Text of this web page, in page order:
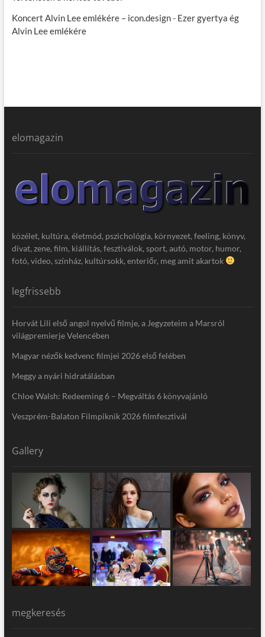
Koncert Alvin Lee emlékére – icon.design- Ezer gyertya ég
Alvin Lee emlékére
elomagazin
közélet, kultúra, életmód, pszichológia, környezet, feeling, könyv,
divat, zene, film, kiállítás, fesztiválok, sport, autó, motor, humor,
fotó, video, színház, kultúrsokk, enteriőr, meg amit akartok
legfrissebb
Horvát Lili első angol nyelvű filmje, a Jegyzeteim a Marsról
világpremierje Velencében
Magyar nézők kedvenc filmjei 2026 első felében
Meggy a nyári hidratálásban
Chloe Walsh: Redeeming 6 – Megváltás 6 könyvajánló
Veszprém-Balaton Filmpiknik 2026 filmfesztivál
Gallery
megkeresés